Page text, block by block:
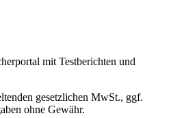
mit Testberichten und
gesetzlichen MwSt., ggf.
ohne Gewähr.